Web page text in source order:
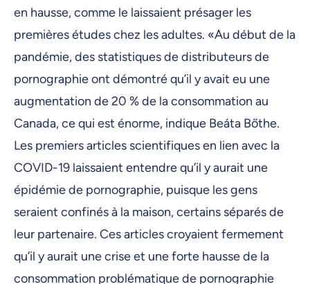
en hausse, comme le laissaient présager les
premières études chez les adultes. «Au début de la
pandémie, des statistiques de distributeurs de
pornographie ont démontré qu’il y avait eu une
augmentation de 20 % de la consommation au
Canada, ce qui est énorme, indique Beáta Bőthe.
Les premiers articles scientifiques en lien avec la
COVID-19 laissaient entendre qu’il y aurait une
épidémie de pornographie, puisque les gens
seraient confinés à la maison, certains séparés de
leur partenaire. Ces articles croyaient fermement
qu’il y aurait une crise et une forte hausse de la
consommation problématique de pornographie